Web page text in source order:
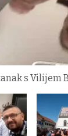
s Vilijem